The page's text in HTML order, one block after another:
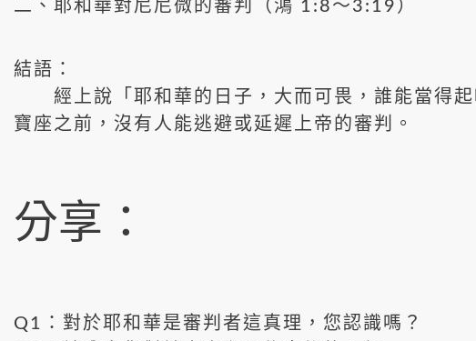
二、耶和華對尼尼微的審判（鴻 1:8～3:19）
結語：
經上說「耶和華的日子，大而可畏，誰能當得起
寶座之前，沒有人能逃避或延遲上帝的審判。
分享：
Q1：對於耶和華是審判者這真理，您認識嗎？